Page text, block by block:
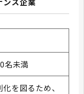
名未満
を図るため、